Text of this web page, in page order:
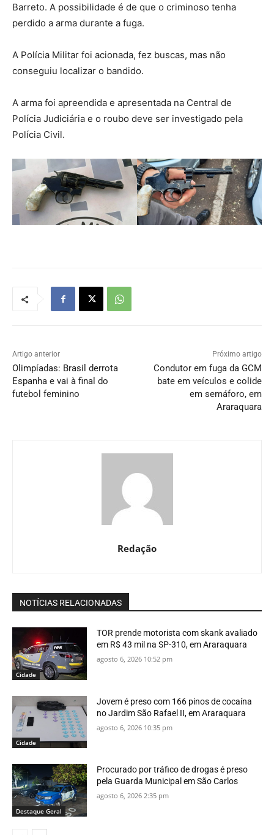
Barreto. A possibilidade é de que o criminoso tenha
perdido a arma durante a fuga.
A Polícia Militar foi acionada, fez buscas, mas não
conseguiu localizar o bandido.
A arma foi apreendida e apresentada na Central de
Polícia Judiciária e o roubo deve ser investigado pela
Polícia Civil.
Artigo anterior
Olimpíadas: Brasil derrota
Espanha e vai à final do
futebol feminino
Próximo artigo
Condutor em fuga da GCM
bate em veículos e colide
em semáforo, em
Araraquara
Redação
NOTÍCIAS RELACIONADAS
Cidade
TOR prende motorista com skank avaliado
em R$ 43 mil na SP-310, em Araraquara
agosto 6, 2026 10:52 pm
Cidade
Jovem é preso com 166 pinos de cocaína
no Jardim São Rafael II, em Araraquara
agosto 6, 2026 10:35 pm
Destaque Geral
Procurado por tráfico de drogas é preso
pela Guarda Municipal em São Carlos
agosto 6, 2026 2:35 pm